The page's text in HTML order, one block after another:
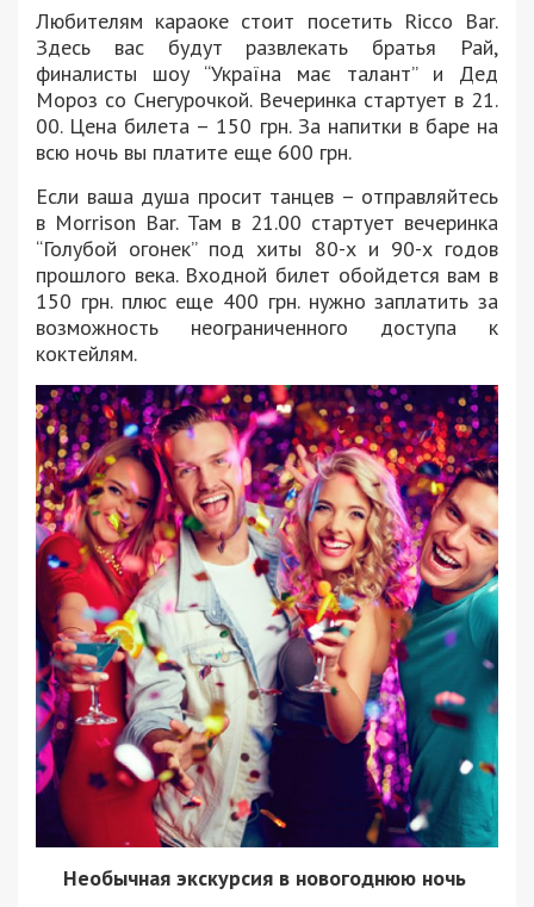
Любителям караоке стоит посетить Ricco Bar.
Здесь вас будут развлекать братья Рай,
финалисты шоу “Україна має талант” и Дед
Мороз со Снегурочкой. Вечеринка стартует в 21.
00. Цена билета – 150 грн. За напитки в баре на
всю ночь вы платите еще 600 грн.
Если ваша душа просит танцев – отправляйтесь
в Morrison Bar. Там в 21.00 стартует вечеринка
“Голубой огонек” под хиты 80-х и 90-х годов
прошлого века. Входной билет обойдется вам в
150 грн. плюс еще 400 грн. нужно заплатить за
возможность неограниченного доступа к
коктейлям.
Необычная экскурсия в новогоднюю ночь